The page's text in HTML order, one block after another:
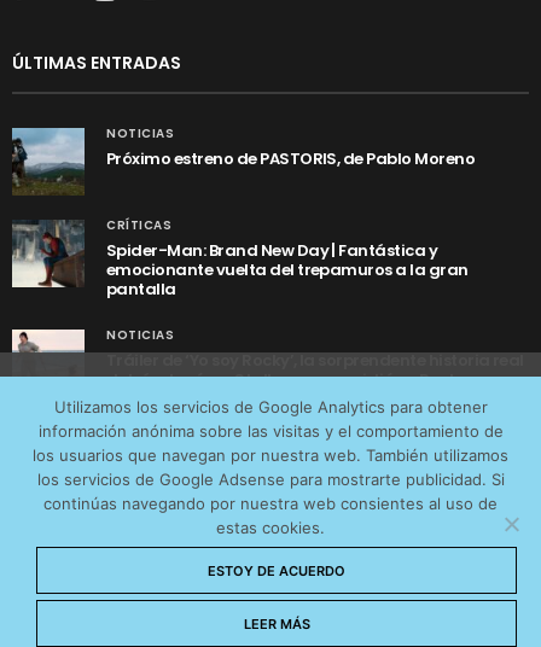
ÚLTIMAS ENTRADAS
NOTICIAS
Próximo estreno de PASTORIS, de Pablo Moreno
CRÍTICAS
Spider-Man: Brand New Day | Fantástica y
emocionante vuelta del trepamuros a la gran
pantalla
NOTICIAS
Tráiler de ‘Yo soy Rocky’, la sorprendente historia real
detrás de cómo Stallone se convirtió en Rocky
AVISO LEGAL CONTACTO
POLÍTICA DE COOKIES
POLÍTICA DE PRIVACIDAD
© 2026 CinemaNet. Designed by
Utilizamos los servicios de Google Analytics para obtener
información anónima sobre las visitas y el comportamiento de
los usuarios que navegan por nuestra web. También utilizamos
los servicios de Google Adsense para mostrarte publicidad. Si
continúas navegando por nuestra web consientes al uso de
estas cookies.
ESTOY DE ACUERDO
LEER MÁS
tráfico web que recibimos y conocer los servicios que
más os interesan. Puede cambiar las preferencias y
obtener más información sobre las cookies que
utilizamos en nuestra Política de cookies
Aceptar cookies
No permitir cookies